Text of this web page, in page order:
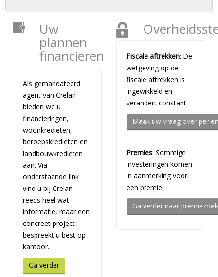
Uw
plannen
financieren
Als gemandateerd
agent van Crelan
bieden we u
financieringen,
woonkredieten,
beroepskredieten en
landbouwkredieten
aan. Via
onderstaande link
vind u bij Crelan
reeds heel wat
informatie, maar een
concreet project
bespreekt u best op
kantoor.
Ga verder
Fiscale aftrekken: De
wetgeving op de
fiscale aftrekken is
ingewikkeld en
verandert constant.
Maak uw vraag over per
.
Premies: Sommige
investeringen komen
in aanmerking voor
een premie.
Ga verder naar